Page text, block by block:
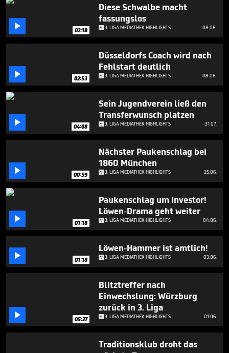
3
seconds
 02:18
Diese Schwalbe macht
fassungslos
3. LIGA MEDIATHEK HIGHLIGHTS 08.08.
 02:53
Düsseldorfs Coach wird nach
Fehlstart deutlich
3. LIGA MEDIATHEK HIGHLIGHTS 08.08.
 04:08
Sein Jugendverein ließ den
Transferwunsch platzen
3. LIGA MEDIATHEK HIGHLIGHTS 31.07.
 00:59
Nächster Paukenschlag bei
1860 München
3. LIGA MEDIATHEK HIGHLIGHTS 25.06.
 01:18
Paukenschlag um Investor!
Löwen-Drama geht weiter
3. LIGA MEDIATHEK HIGHLIGHTS 04.06.
 01:18
Löwen-Hammer ist amtlich!
3. LIGA MEDIATHEK HIGHLIGHTS 03.06.
 05:27
Blitztreffer nach
Einwechslung: Würzburg
zurück in 3. Liga
3. LIGA MEDIATHEK HIGHLIGHTS 01.06.
Traditionsklub droht das